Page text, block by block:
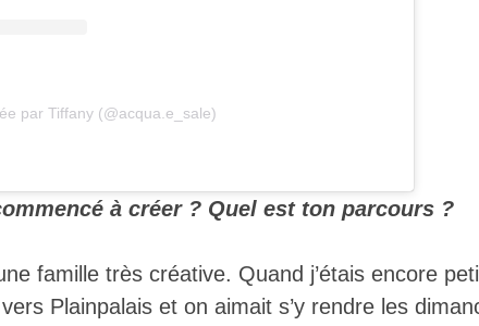
par Tiffany (@acqua.e_sale)
à créer ? Quel est ton parcours ?
famille très créative. Quand j’étais encore
Plainpalais et on aimait s’y rendre les